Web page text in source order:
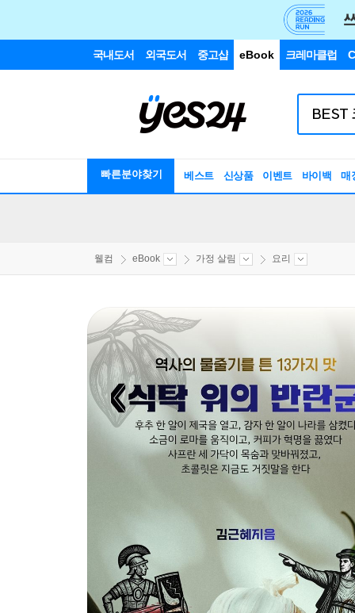
국내도서 외국도서 중고샵 eBook 크레마클럽
빠른분야찾기 베스트 신상품 이벤트 바이백 매
웰컴 eBook 가정 살림 요리